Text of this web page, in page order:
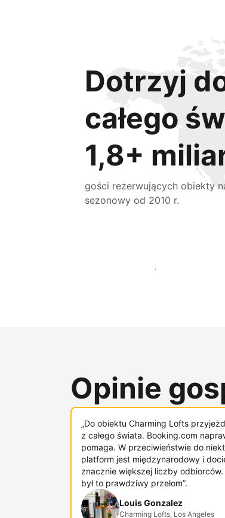
Dotrzyj
całego
1,8+
gości rezerwujących obiekty
sezonowy od 2010 r.
Dotrzyj do nowych gości już dziś
Opinie
„Do obiektu Charming Lofts
z całego świata. Booking.com
pomaga. W przeciwieństwie do
platform jest międzynarodowy i
znacznie większej liczby odbiorców.
był to prawdziwy przełom”.
Louis Gonzalez
Charming Lofts, Los Angeles